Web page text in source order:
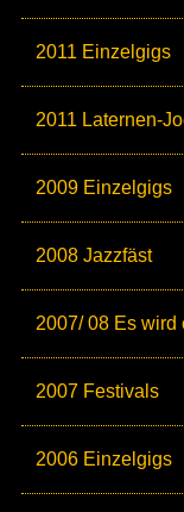
2011 Einzelgigs
2011 Laternen-
2009 Einzelgigs
2008 Jazzfäst
2007/ 08 Es wird
2007 Festivals
2006 Einzelgigs